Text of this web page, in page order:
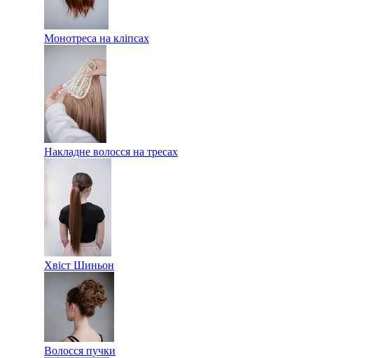
Монотреса на кліпсах
Накладне волосся на тресах
Хвіст Шиньон
Волосся пучки